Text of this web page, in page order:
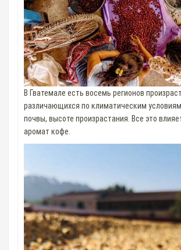
В Гватемале есть восемь регионов
различающихся по климатическим
почвы, высоте произрастания. Все это
аромат кофе.